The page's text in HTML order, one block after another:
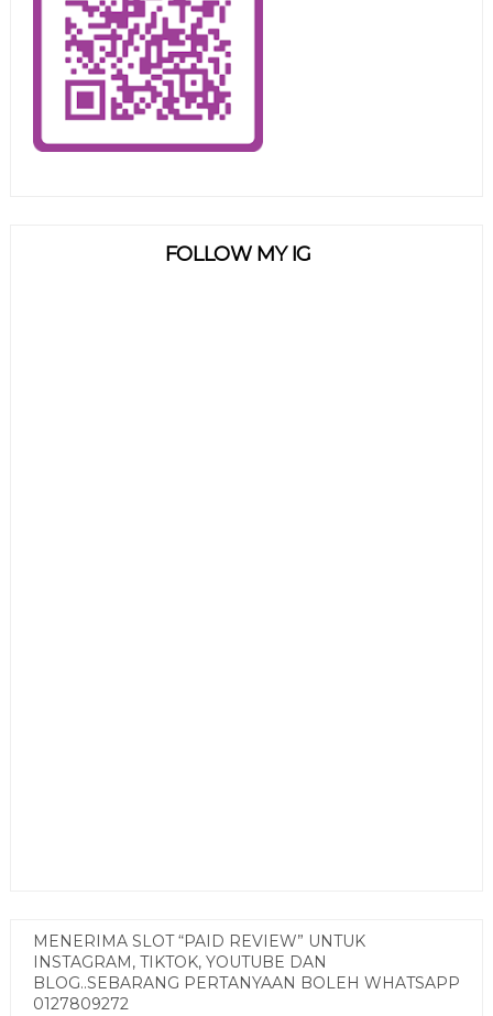
FOLLOW MY IG
MENERIMA SLOT “PAID REVIEW” UNTUK
INSTAGRAM, TIKTOK, YOUTUBE DAN
BLOG..SEBARANG PERTANYAAN BOLEH WHATSAPP
0127809272